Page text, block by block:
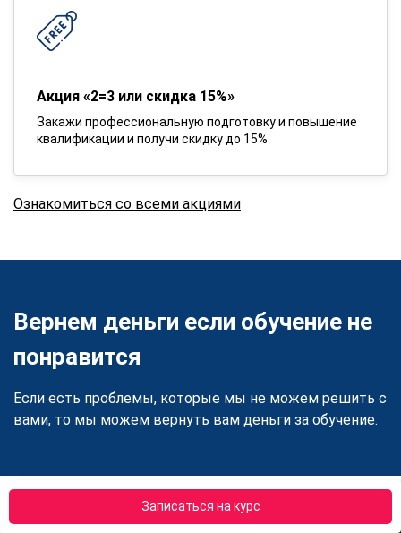
Записаться на курс
Акция «2=3 или скидка 15%»
Закажи профессиональную подготовку и повышение
квалификации и получи скидку до 15%
Ознакомиться со всеми акциями
Вернем деньги если обучение не
понравится
Если есть проблемы, которые мы не можем решить с
вами, то мы можем вернуть вам деньги за обучение.